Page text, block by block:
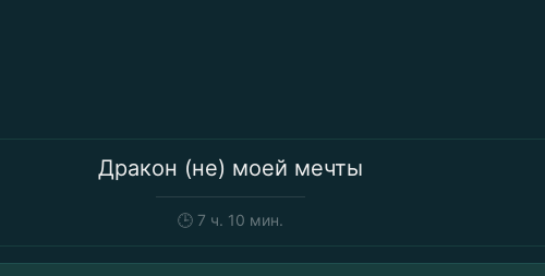
Дракон (не) моей мечты
🕒7 ч. 10 мин.